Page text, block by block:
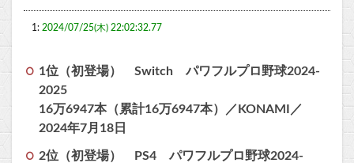
1: 2024/07/25(木) 22:02:32.77
1位（初登場） Switch パワフルプロ野球2024-
2025
16万6947本（累計16万6947本）／KONAMI／
2024年7月18日
2位（初登場） PS4 パワフルプロ野球2024-